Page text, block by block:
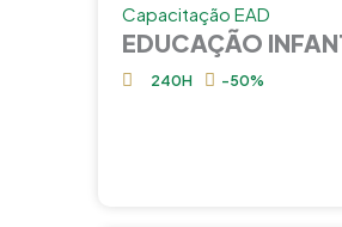
Capacitação EAD
EDUCAÇÃO
240H -50%